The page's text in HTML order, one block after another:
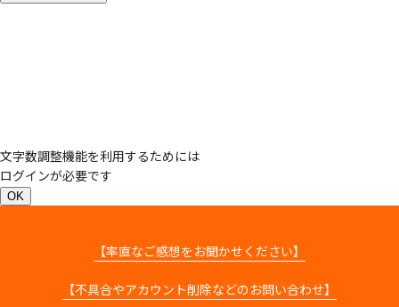
文字数調整機能を利用するためには
ログインが必要です
OK
【率直なご感想をお聞かせください】
【不具合やアカウント削除などのお問い合わせ】